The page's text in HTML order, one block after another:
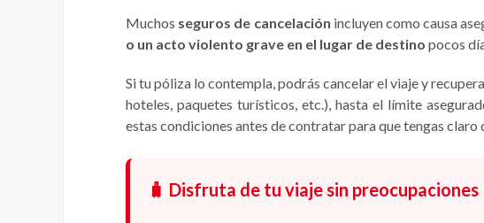
Muchos seguros de cancelación incluyen como causa
o un acto violento grave en el lugar de destino pocos
Si tu póliza lo contempla, podrás cancelar el viaje y
hoteles, paquetes turísticos, etc.), hasta el límite
estas condiciones antes de contratar para que tengas claro
🧳 Disfruta de tu viaje sin preocupaciones